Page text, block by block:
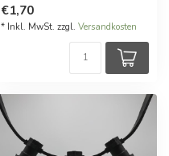
€1,70
* Inkl. MwSt. zzgl. Versandkosten